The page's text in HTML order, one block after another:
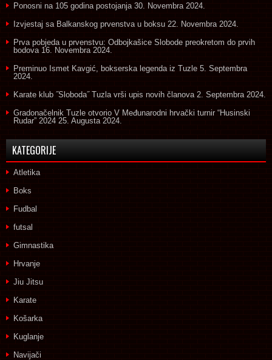
Ponosni na 105 godina postojanja 30. Novembra 2024.
Izvjestaj sa Balkanskog prvenstva u boksu 22. Novembra 2024.
Prva pobjeda u prvenstvu: Odbojkašice Slobode preokretom do prvih
bodova 16. Novembra 2024.
Preminuo Ismet Kavgić, bokserska legenda iz Tuzle 5. Septembra
2024.
Karate klub ˝Sloboda˝ Tuzla vrši upis novih članova 2. Septembra 2024.
Gradonačelnik Tuzle otvorio V Međunarodni hrvački turnir “Husinski
Rudar” 2024 25. Augusta 2024.
KATEGORIJE
Atletika
Boks
Fudbal
futsal
Gimnastika
Hrvanje
Jiu Jitsu
Karate
Košarka
Kuglanje
Navijači